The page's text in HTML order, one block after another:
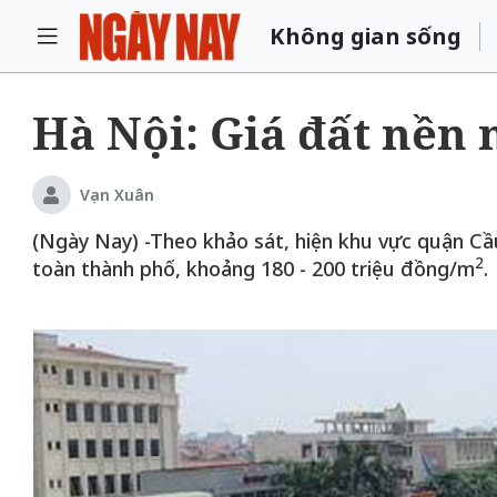
Không gian sống
Hà Nội: Giá đất nền
Vạn Xuân
(Ngày Nay) -Theo khảo sát, hiện khu vực quận
toàn thành phố, khoảng 180 - 200 triệu đồng/m2.